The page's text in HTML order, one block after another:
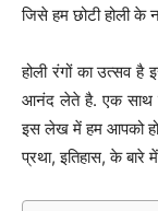
जिसे हम छोटी होली के
होली रंगों का उत्सव है
आनंद लेते है. एक साथ
इस लेख में हम आपको
प्रथा, इतिहास, के बारे